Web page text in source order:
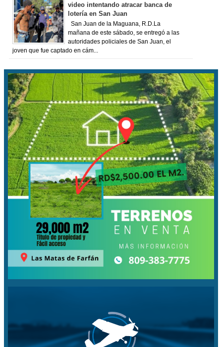
video intentando atracar banca de
lotería en San Juan
San Juan de la Maguana, R.D.La
mañana de este sábado, se entregó a las
autoridades policiales de San Juan, el
joven que fue captado en cám...